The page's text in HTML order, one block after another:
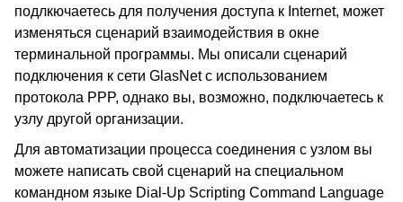
подлкючаетесь для получения доступа к Internet, может
изменяться сценарий взаимодействия в окне
терминальной программы. Мы описали сценарий
подключения к сети GlasNet с использованием
протокола PPP, однако вы, возможно, подключаетесь к
узлу другой организации.
Для автоматизации процесса соединения с узлом вы
можете написать свой сценарий на специальном
командном языке Dial-Up Scripting Command Language